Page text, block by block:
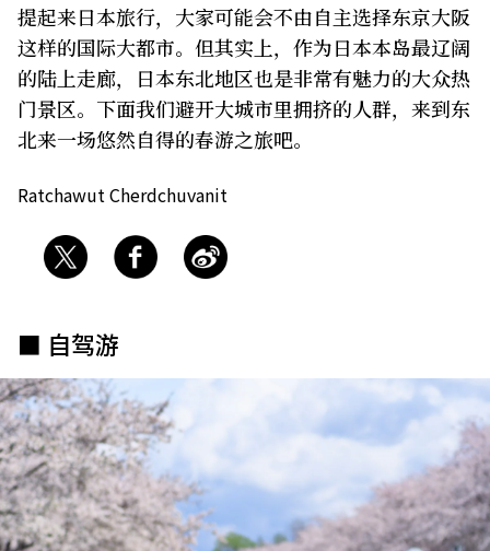
繁體中文
ภาษาไทย
한국어
旅行
美食
文化
热点
生活
提起来日本旅行，大家可能会不由自主选择东京大阪
这样的国际大都市。但其实上，作为日本本岛最辽阔
的陆上走廊，日本东北地区也是非常有魅力的大众热
门景区。下面我们避开大城市里拥挤的人群，来到东
北来一场悠然自得的春游之旅吧。
Ratchawut Cherdchuvanit
■ 自驾游